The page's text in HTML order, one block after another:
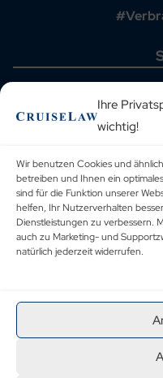
Ihre
wichtig!
Wir benutzen Cookies und
betreiben und Ihnen ein
sind für die Funktion unserer
helfen, Ihr Nutzerverhalten
Dienstleistungen zu verbessern.
auch zu Marketing- und
natürlich jederzeit widerrufen.
Allgemeine